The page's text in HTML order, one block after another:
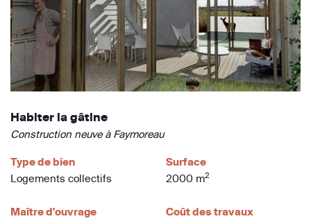
Habiter la gâtine
Construction neuve à Faymoreau
Type de bien
Logements collectifs
Surface
2000 m2
Maître d'ouvrage
Coût des travaux